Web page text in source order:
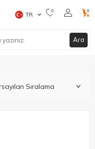
Ara
TR 0 0